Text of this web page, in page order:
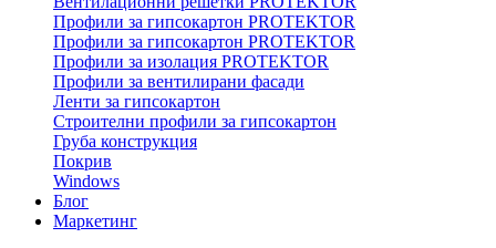
Профили за гипсокартон PROTEKTOR
Профили за гипсокартон PROTEKTOR
Профили за изолация PROTEKTOR
Профили за вентилирани фасади
Ленти за гипсокартон
Строителни профили за гипсокартон
Груба конструкция
Покрив
Windows
Блог
Маркетинг